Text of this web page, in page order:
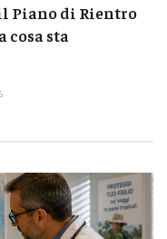
Piano di Rientro
cosa sta